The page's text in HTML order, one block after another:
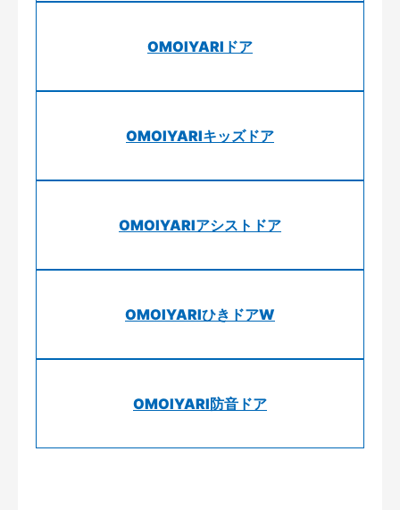
OMOIYARIドア
OMOIYARIキッズドア
OMOIYARIアシストドア
OMOIYARIひきドアW
OMOIYARI防音ドア